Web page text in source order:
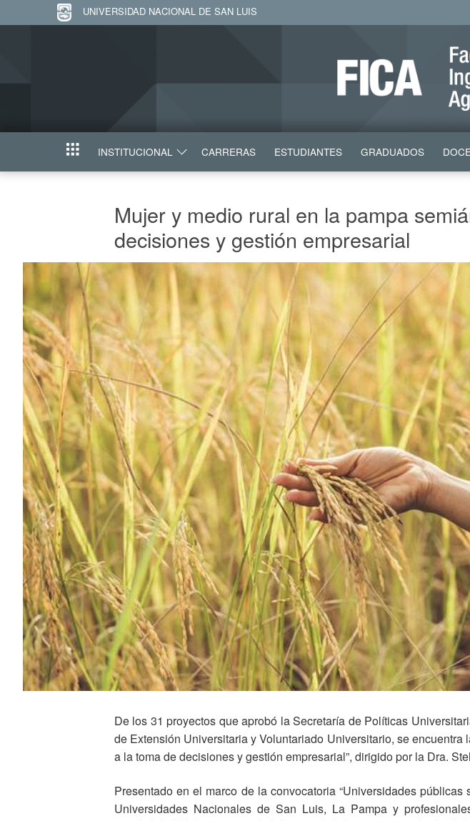
UNIVERSIDAD NACIONAL DE SAN LUIS
INICIO INSTITUCIONAL CARRERAS ESTUDIANTES GRADUADOS
Mujer y medio rural en la pampa
decisiones y gestión empresarial
De los 31 proyectos que aprobó la Secretaría de Políticas
de Extensión Universitaria y Voluntariado Universitario, se
a la toma de decisiones y gestión empresarial”, dirigido por la Dra.
Presentado en el marco de la convocatoria “Universidades
Universidades Nacionales de San Luis, La Pampa y